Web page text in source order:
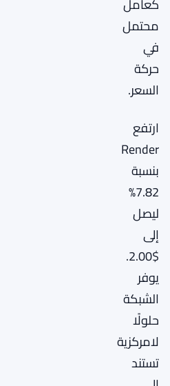
محتمل
في
حركة
السعر.
ارتفع
Render
بنسبة
7.82%
ليصل
إلى
$2.00.
يوفر
الشبكة
حلولًا
لامركزية
تستند